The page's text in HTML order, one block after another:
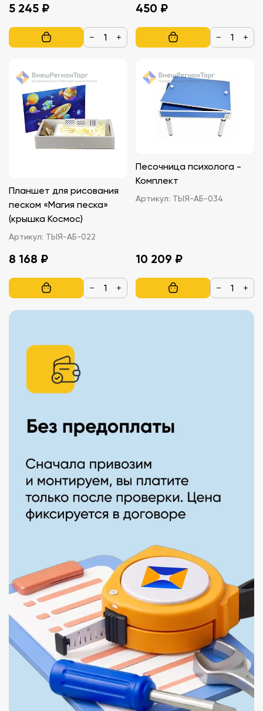
5 245 ₽
− +
450 ₽
− +
Планшет для рисования
песком «Магия песка»
(крышка Космос)
Артикул: ТЫЯ-АБ-022
8 168 ₽
− +
Песочница психолога -
Комплект
Артикул: ТЫЯ-АБ-034
10 209 ₽
− +